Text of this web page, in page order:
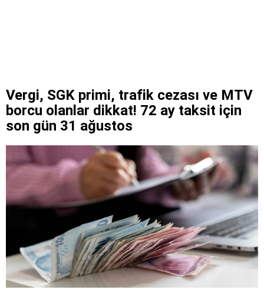
Vergi, SGK primi, trafik cezası ve MTV
borcu olanlar dikkat! 72 ay taksit için
son gün 31 ağustos